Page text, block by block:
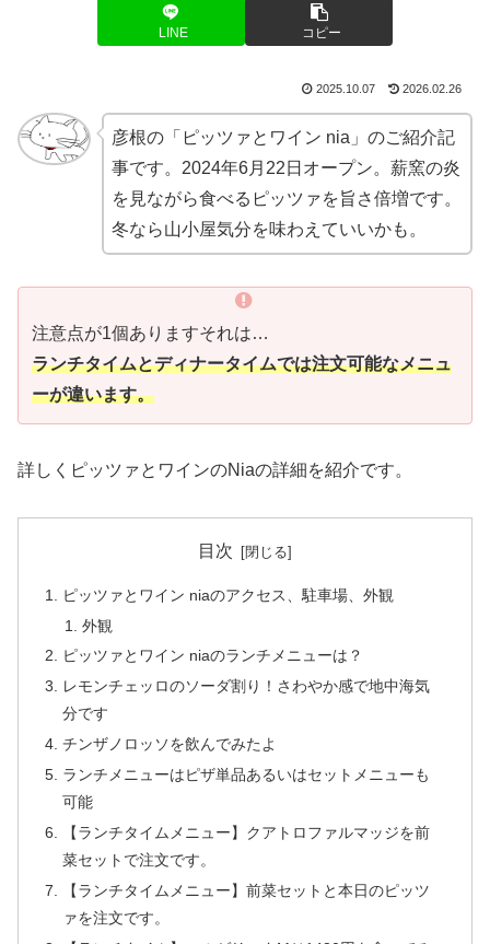
LINE コピー
2025.10.07 2026.02.26
彦根の「ピッツァとワイン nia」のご紹介記
事です。2024年6月22日オープン。薪窯の炎
を見ながら食べるピッツァを旨さ倍増です。
冬なら山小屋気分を味わえていいかも。
注意点が1個ありますそれは…
ランチタイムとディナータイムでは注文可能なメニュ
ーが違います。
詳しくピッツァとワインのNiaの詳細を紹介です。
目次
ピッツァとワイン niaのアクセス、駐車場、外観
外観
ピッツァとワイン niaのランチメニューは？
レモンチェッロのソーダ割り！さわやか感で地中海気
分です
チンザノロッソを飲んでみたよ
ランチメニューはピザ単品あるいはセットメニューも
可能
【ランチタイムメニュー】クアトロファルマッジを前
菜セットで注文です。
【ランチタイムメニュー】前菜セットと本日のピッツ
ァを注文です。